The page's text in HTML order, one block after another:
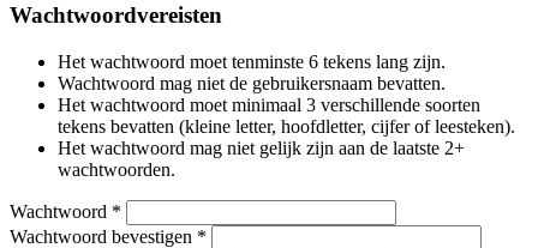
Wachtwoordvereisten
Het wachtwoord moet tenminste 6 tekens lang zijn.
Wachtwoord mag niet de gebruikersnaam bevatten.
Het wachtwoord moet minimaal 3 verschillende soorten
tekens bevatten (kleine letter, hoofdletter, cijfer of leesteken).
Het wachtwoord mag niet gelijk zijn aan de laatste 2+
wachtwoorden.
Wachtwoord *
Wachtwoord bevestigen *